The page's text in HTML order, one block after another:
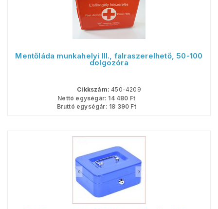
Mentőláda munkahelyi III., falraszerelhető, 50-100
dolgozóra
Cikkszám: 450-4209
Nettó egységár: 14 480 Ft
Bruttó egységár: 18 390 Ft